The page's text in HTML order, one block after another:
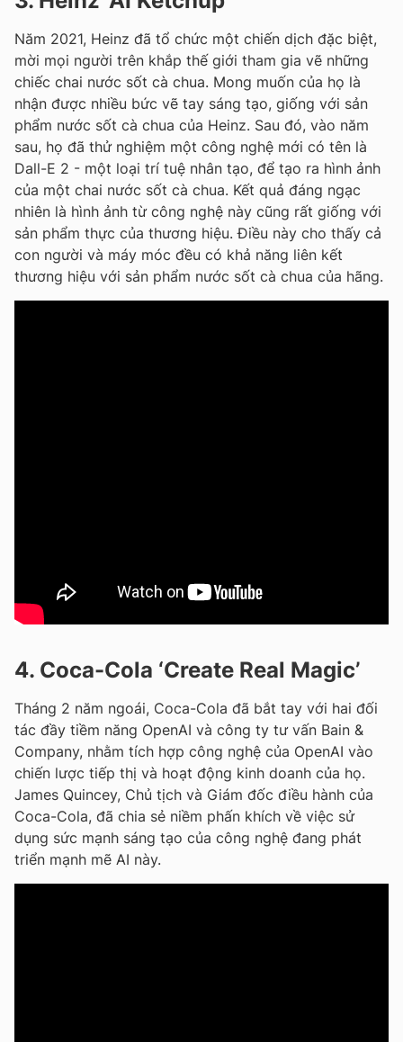
Năm 2021, Heinz đã tổ chức một chiến dịch đặc biệt,
mời mọi người trên khắp thế giới tham gia vẽ những
chiếc chai nước sốt cà chua. Mong muốn của họ là
nhận được nhiều bức vẽ tay sáng tạo, giống với sản
phẩm nước sốt cà chua của Heinz. Sau đó, vào năm
sau, họ đã thử nghiệm một công nghệ mới có tên là
Dall-E 2 - một loại trí tuệ nhân tạo, để tạo ra hình ảnh
của một chai nước sốt cà chua. Kết quả đáng ngạc
nhiên là hình ảnh từ công nghệ này cũng rất giống với
sản phẩm thực của thương hiệu. Điều này cho thấy cả
con người và máy móc đều có khả năng liên kết
thương hiệu với sản phẩm nước sốt cà chua của hãng.
4. Coca-Cola ‘Create Real Magic’
Tháng 2 năm ngoái, Coca-Cola đã bắt tay với hai đối
tác đầy tiềm năng OpenAI và công ty tư vấn Bain &
Company, nhằm tích hợp công nghệ của OpenAI vào
chiến lược tiếp thị và hoạt động kinh doanh của họ.
James Quincey, Chủ tịch và Giám đốc điều hành của
Coca-Cola, đã chia sẻ niềm phấn khích về việc sử
dụng sức mạnh sáng tạo của công nghệ đang phát
triển mạnh mẽ AI này.